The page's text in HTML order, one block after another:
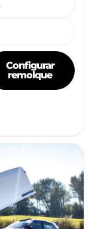
Configurar
remolque